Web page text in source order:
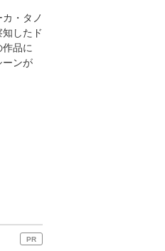
・タノ
したド
品に
ーンが
PR